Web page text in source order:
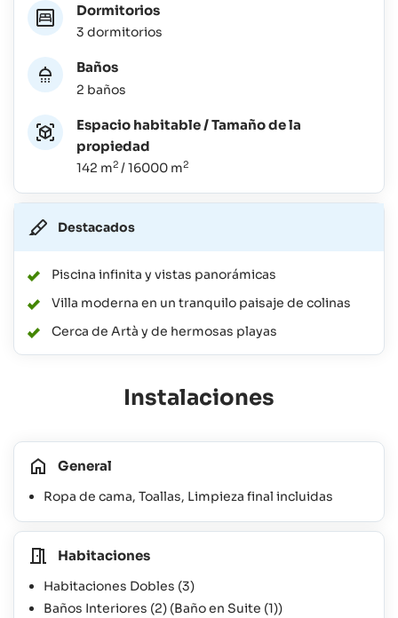
Dormitorios
3 dormitorios
Baños
2 baños
Espacio habitable / Tamaño de la
propiedad
142 m2 / 16000 m2
Destacados
Piscina infinita y vistas panorámicas
Villa moderna en un tranquilo paisaje de colinas
Cerca de Artà y de hermosas playas
Instalaciones
General
Ropa de cama, Toallas, Limpieza final incluidas
Habitaciones
Habitaciones Dobles (3)
Baños Interiores (2) (Baño en Suite (1))